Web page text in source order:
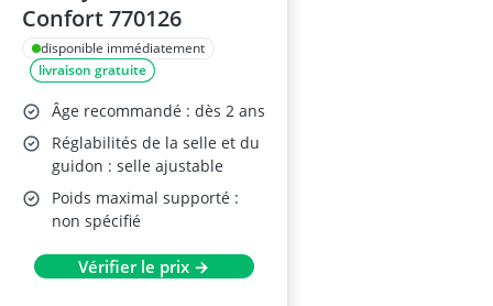
Confort 770126
disponible immédiatement
livraison gratuite
Âge recommandé : dès 2 ans
Réglabilités de la selle et du
guidon : selle ajustable
Poids maximal supporté :
non spécifié
Vérifier le prix →